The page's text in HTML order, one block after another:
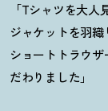
「Tシャツを大
ジャケットを羽
ショートトラウ
だわりました」